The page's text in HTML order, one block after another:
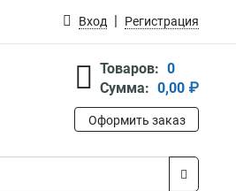
Вход Регистрация
Товаров: 0
Сумма: 0,00 ₽
Оформить заказ